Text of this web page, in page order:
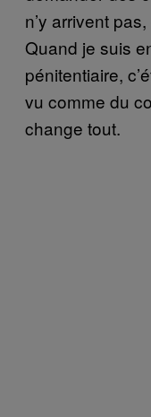
n’y arrivent
Quand je suis
pénitentiaire,
vu comme du
change tout.